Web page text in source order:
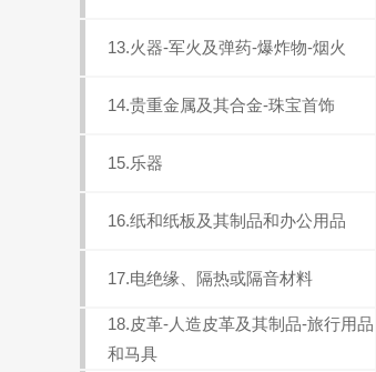
13.火器-军火及弹药-爆炸物-烟火
14.贵重金属及其合金-珠宝首饰
15.乐器
16.纸和纸板及其制品和办公用品
17.电绝缘、隔热或隔音材料
18.皮革-人造皮革及其制品-旅行用品
和马具